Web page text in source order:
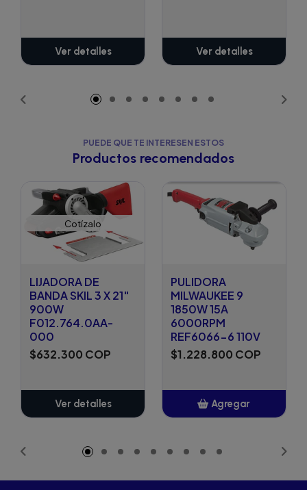
Ver detalles Ver detalles
PUEDE QUE TE INTERESEN ESTOS
Productos recomendados
Cotízalo
LIJADORA DE
BANDA SKIL 3 X 21"
900W
F012.764.0AA-
000
$632.300 COP
Ver detalles
PULIDORA
MILWAUKEE 9
1850W 15A
6000RPM
REF6066-6 110V
$1.228.800 COP
Agregar